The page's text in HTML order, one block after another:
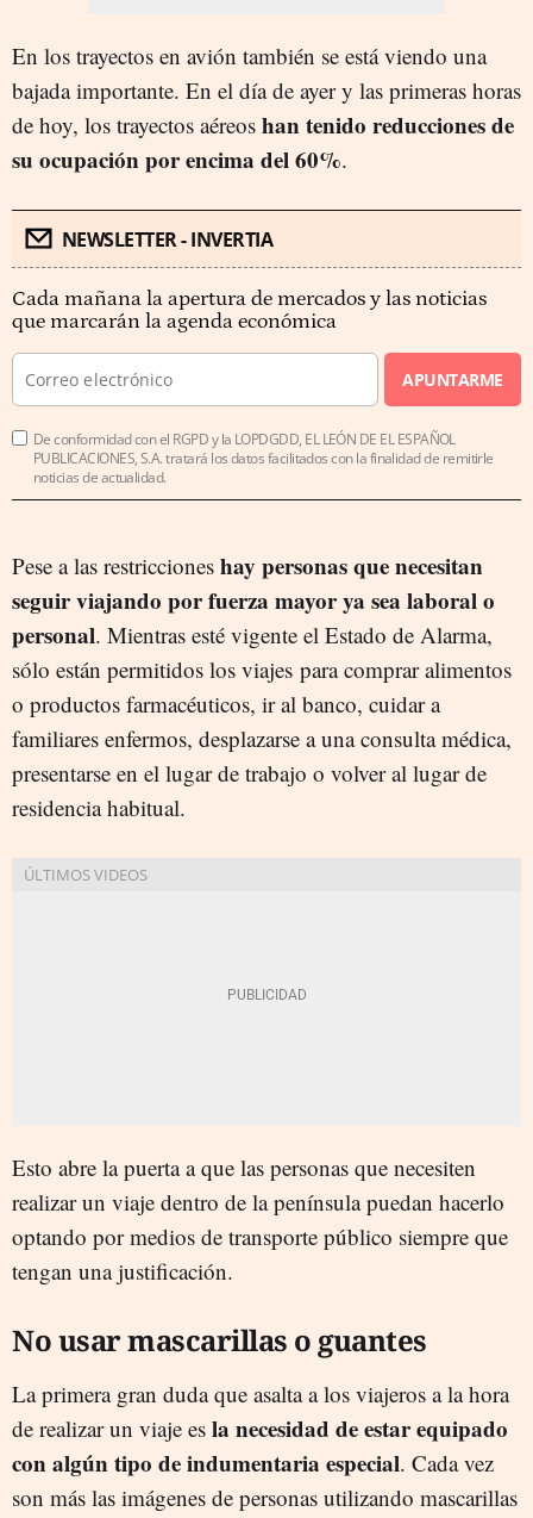
En los trayectos en avión también se está viendo una
bajada importante. En el día de ayer y las primeras horas
de hoy, los trayectos aéreos han tenido reducciones de
su ocupación por encima del 60%.
NEWSLETTER - INVERTIA
Cada mañana la apertura de mercados y las noticias
que marcarán la agenda económica
APUNTARME
De conformidad con el RGPD y la LOPDGDD, EL LEÓN DE EL ESPAÑOL
PUBLICACIONES, S.A. tratará los datos facilitados con la finalidad de remitirle
noticias de actualidad.
Pese a las restricciones hay personas que necesitan
seguir viajando por fuerza mayor ya sea laboral o
personal. Mientras esté vigente el Estado de Alarma,
sólo están permitidos los viajes para comprar alimentos
o productos farmacéuticos, ir al banco, cuidar a
familiares enfermos, desplazarse a una consulta médica,
presentarse en el lugar de trabajo o volver al lugar de
residencia habitual.
Esto abre la puerta a que las personas que necesiten
realizar un viaje dentro de la península puedan hacerlo
optando por medios de transporte público siempre que
tengan una justificación.
No usar mascarillas o guantes
La primera gran duda que asalta a los viajeros a la hora
de realizar un viaje es la necesidad de estar equipado
con algún tipo de indumentaria especial. Cada vez
son más las imágenes de personas utilizando mascarillas